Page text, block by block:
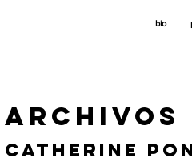
bio
ARCHIVOS
CATHERINE